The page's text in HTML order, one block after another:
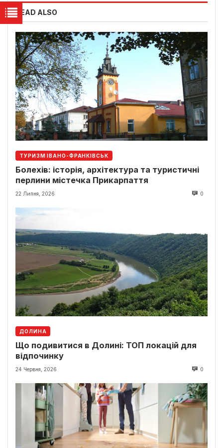
READ ALSO
ТУРИЗМ ІВАНО-ФРАНКІВСЬК
Болехів: історія, архітектура та туристичні
перлини містечка Прикарпаття
22 Липня, 2026 0
ДОЛИНА
Що подивитися в Долині: ТОП локацій для
відпочинку
24 Червня, 2026 0